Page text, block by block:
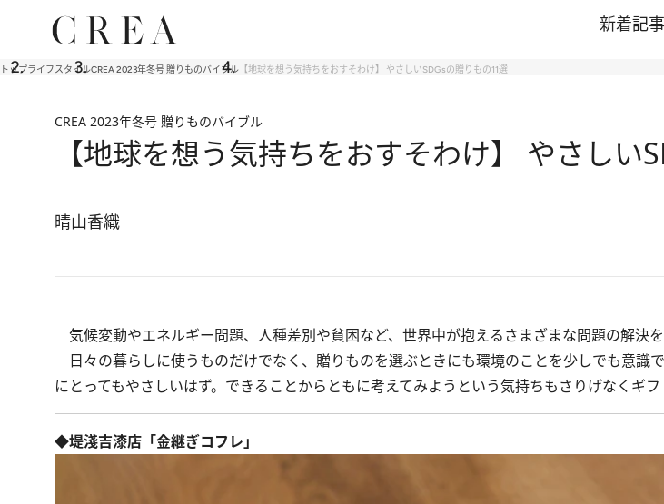
新着記事
トップライフスタイルCREA 2023年冬号 贈りものバイブル 【地球を想う気持ちをおすそわけ】 やさしいSDGsの贈りもの11選
CREA 2023年冬号 贈りものバイブル
【地球を想う気持ちをおすそわけ】 やさしい
晴山香織
気候変動やエネルギー問題、人種差別や貧困など、世界中が抱えるさまざまな問題の解決を
日々の暮らしに使うものだけでなく、贈りものを選ぶときにも環境のことを少しでも意識
にとってもやさしいはず。できることからともに考えてみようという気持ちもさりげなくギフ
◆堤淺吉漆店「金継ぎコフレ」